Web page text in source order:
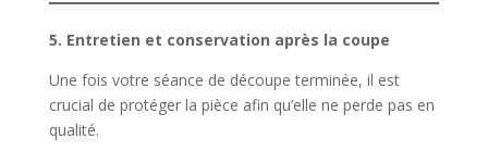
5. Entretien et conservation après la coupe
Une fois votre séance de découpe terminée, il est
crucial de protéger la pièce afin qu’elle ne perde pas en
qualité.